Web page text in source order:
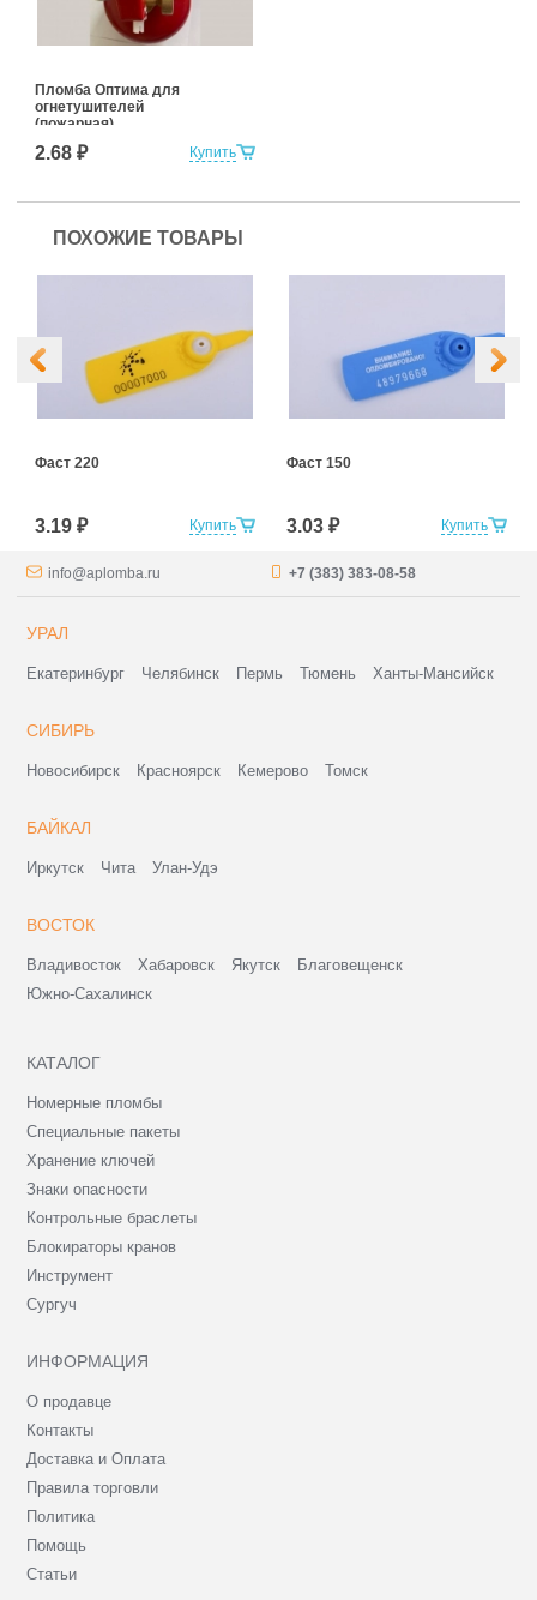
Купить
Пломба Оптима для
огнетушителей
(пожарная)
2.68 ₽
ПОХОЖИЕ ТОВАРЫ
Купить
Фаст 220
3.19 ₽ Купить
Фаст 150
3.03 ₽
info@aplomba.ru +7 (383) 383-08-58
УРАЛ
Екатеринбург Челябинск Пермь Тюмень Ханты-Мансийск
СИБИРЬ
Новосибирск Красноярск Кемерово Томск
БАЙКАЛ
Иркутск Чита Улан-Удэ
ВОСТОК
Владивосток Хабаровск Якутск
Благовещенск
Южно-Сахалинск
КАТАЛОГ
Номерные пломбы
Специальные пакеты
Хранение ключей
Знаки опасности
Контрольные браслеты
Блокираторы кранов
Инструмент
Сургуч
ИНФОРМАЦИЯ
О продавце
Контакты
Доставка и Оплата
Правила торговли
Политика
Помощь
Статьи